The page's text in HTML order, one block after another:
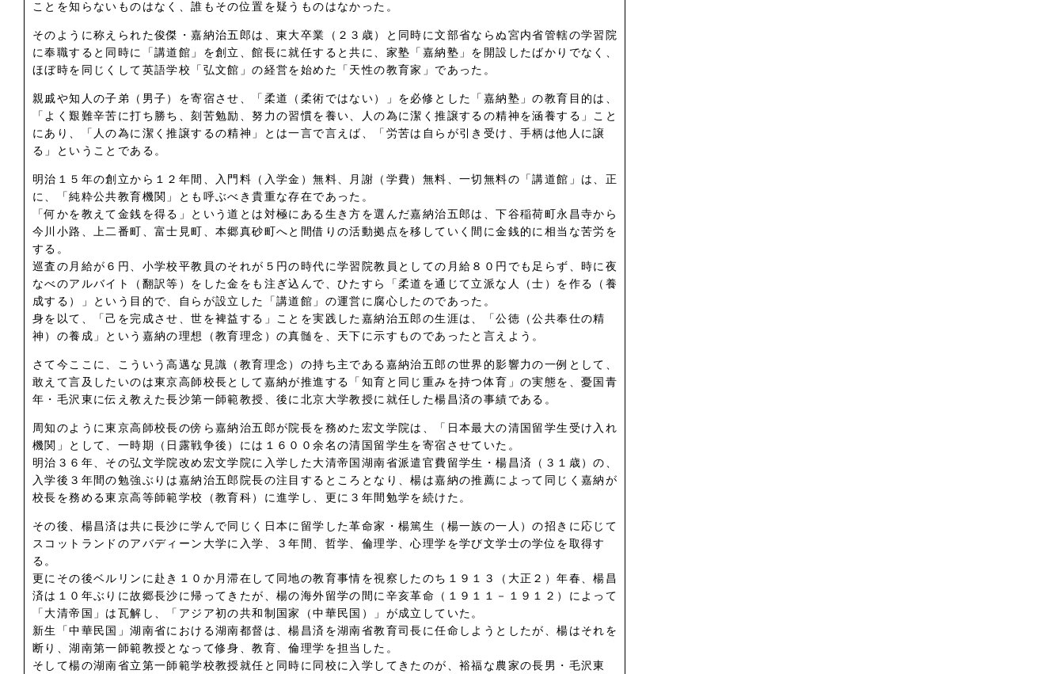
ことを知らないものはなく、誰もその位置を疑うものはなかった。
そのように称えられた俊傑・嘉納治五郎は、東大卒業（２３歳）と同時に文部省ならぬ宮内省管轄の学習院
に奉職すると同時に「講道館」を創立、館長に就任すると共に、家塾「嘉納塾」を開設したばかりでなく、
ほぼ時を同じくして英語学校「弘文館」の経営を始めた「天性の教育家」であった。
親戚や知人の子弟（男子）を寄宿させ、「柔道（柔術ではない）」を必修とした「嘉納塾」の教育目的は、
「よく艱難辛苦に打ち勝ち、刻苦勉励、努力の習慣を養い、人の為に潔く推譲するの精神を涵養する」こと
にあり、「人の為に潔く推譲するの精神」とは一言で言えば、「労苦は自らが引き受け、手柄は他人に譲
る」ということである。
明治１５年の創立から１２年間、入門料（入学金）無料、月謝（学費）無料、一切無料の「講道館」は、正
に、「純粋公共教育機関」とも呼ぶべき貴重な存在であった。
「何かを教えて金銭を得る」という道とは対極にある生き方を選んだ嘉納治五郎は、下谷稲荷町永昌寺から
今川小路、上二番町、富士見町、本郷真砂町へと間借りの活動拠点を移していく間に金銭的に相当な苦労を
する。
巡査の月給が６円、小学校平教員のそれが５円の時代に学習院教員としての月給８０円でも足らず、時に夜
なべのアルバイト（翻訳等）をした金をも注ぎ込んで、ひたすら「柔道を通じて立派な人（士）を作る（養
成する）」という目的で、自らが設立した「講道館」の運営に腐心したのであった。
身を以て、「己を完成させ、世を裨益する」ことを実践した嘉納治五郎の生涯は、「公徳（公共奉仕の精
神）の養成」という嘉納の理想（教育理念）の真髄を、天下に示すものであったと言えよう。
さて今ここに、こういう高邁な見識（教育理念）の持ち主である嘉納治五郎の世界的影響力の一例として、
敢えて言及したいのは東京高師校長として嘉納が推進する「知育と同じ重みを持つ体育」の実態を、憂国青
年・毛沢東に伝え教えた長沙第一師範教授、後に北京大学教授に就任した楊昌済の事績である。
周知のように東京高師校長の傍ら嘉納治五郎が院長を務めた宏文学院は、「日本最大の清国留学生受け入れ
機関」として、一時期（日露戦争後）には１６００余名の清国留学生を寄宿させていた。
明治３６年、その弘文学院改め宏文学院に入学した大清帝国湖南省派遣官費留学生・楊昌済（３１歳）の、
入学後３年間の勉強ぶりは嘉納治五郎院長の注目するところとなり、楊は嘉納の推薦によって同じく嘉納が
校長を務める東京高等師範学校（教育科）に進学し、更に３年間勉学を続けた。
その後、楊昌済は共に長沙に学んで同じく日本に留学した革命家・楊篤生（楊一族の一人）の招きに応じて
スコットランドのアバディーン大学に入学、３年間、哲学、倫理学、心理学を学び文学士の学位を取得す
る。
更にその後ベルリンに赴き１０か月滞在して同地の教育事情を視察したのち１９１３（大正２）年春、楊昌
済は１０年ぶりに故郷長沙に帰ってきたが、楊の海外留学の間に辛亥革命（１９１１－１９１２）によって
「大清帝国」は瓦解し、「アジア初の共和制国家（中華民国）」が成立していた。
新生「中華民国」湖南省における湖南都督は、楊昌済を湖南省教育司長に任命しようとしたが、楊はそれを
断り、湖南第一師範教授となって修身、教育、倫理学を担当した。
そして楊の湖南省立第一師範学校教授就任と同時に同校に入学してきたのが、裕福な農家の長男・毛沢東